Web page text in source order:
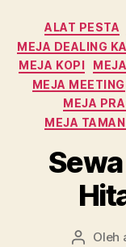
ALAT PESTA
MEJA DEALING
MEJA KOPI
MEJA MEETING
MEJA
MEJA
Penulis
Oleh